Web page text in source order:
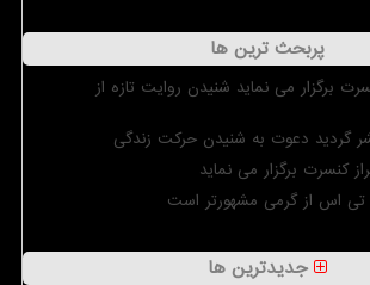
پربحث ترین ها
برگزار می نماید شنیدن روایت تازه از
گردید دعوت به شنیدن حرکت زندگی
کنسرت برگزار می نماید
اس از گرمی مشهورتر است
جدیدترین ها